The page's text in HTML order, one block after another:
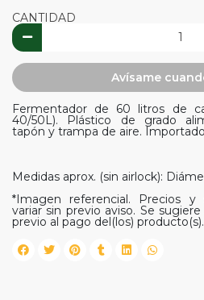
CANTIDAD
Avísame
Fermentador de 60 litros de
40/50L). Plástico de grado
tapón y trampa de aire.
Medidas aprox. (sin airlock):
*Imagen referencial. Precios y
variar sin previo aviso. Se
previo al pago del(los) producto(s).